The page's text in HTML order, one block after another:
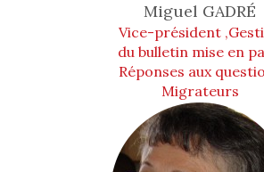
Miguel GADRÉ
Vice-président
du bulletin mise en
Réponses aux
Migrateurs